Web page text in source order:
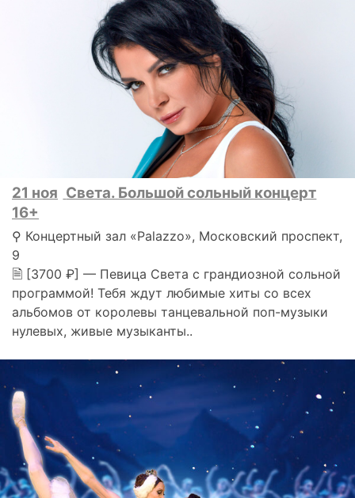
21 ноя Света. Большой сольный концерт
16+
⚲ Концертный зал «Palazzo», Московский проспект,
9
🗎 [3700 ₽] — Певица Света с грандиозной сольной
программой! Тебя ждут любимые хиты со всех
альбомов от королевы танцевальной поп-музыки
нулевых, живые музыканты..